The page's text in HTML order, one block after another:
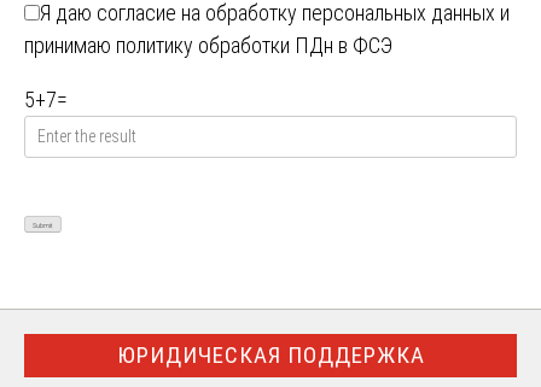
Я даю согласие на обработку персональных данных и
принимаю политику обработки ПДн в ФСЭ
5+7=
ЮРИДИЧЕСКАЯ ПОДДЕРЖКА